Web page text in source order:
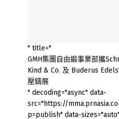
" title="
GMH集團自由鍛事業部攜
Kind & Co. 及 Buderus
壓鑄展
" decoding="async" data-
src="https://
p=publish" data-